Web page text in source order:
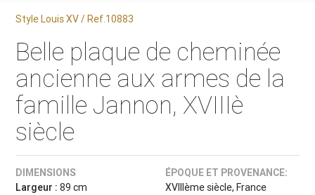
Style Louis XV / Ref.10883
Belle plaque de cheminée
ancienne aux armes de la
famille Jannon, XVIIIè
siècle
DIMENSIONS
Largeur : 89 cm
ÉPOQUE ET PROVENANCE:
XVIIIème siècle, France